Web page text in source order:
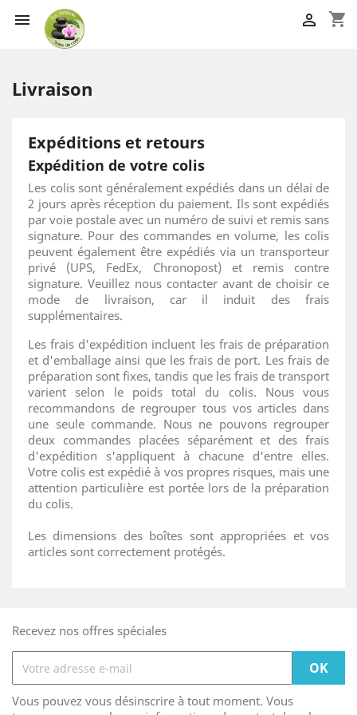
 shopping_cart

Livraison
Expéditions et retours
Expédition de votre colis
Les colis sont généralement expédiés dans un délai de
2 jours après réception du paiement. Ils sont expédiés
par voie postale avec un numéro de suivi et remis sans
signature. Pour des commandes en volume, les colis
peuvent également être expédiés via un transporteur
privé (UPS, FedEx, Chronopost) et remis contre
signature. Veuillez nous contacter avant de choisir ce
mode de livraison, car il induit des frais
supplémentaires.
Les frais d'expédition incluent les frais de préparation
et d'emballage ainsi que les frais de port. Les frais de
préparation sont fixes, tandis que les frais de transport
varient selon le poids total du colis. Nous vous
recommandons de regrouper tous vos articles dans
une seule commande. Nous ne pouvons regrouper
deux commandes placées séparément et des frais
d'expédition s'appliquent à chacune d'entre elles.
Votre colis est expédié à vos propres risques, mais une
attention particulière est portée lors de la préparation
du colis.
Les dimensions des boîtes sont appropriées et vos
articles sont correctement protégés.
Recevez nos offres spéciales
Vous pouvez vous désinscrire à tout moment. Vous